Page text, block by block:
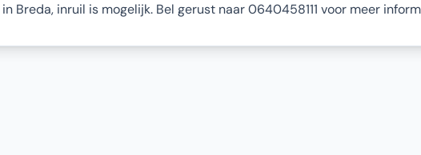
Breda, inruil is mogelijk. Bel gerust naar 0640458111 voor meer